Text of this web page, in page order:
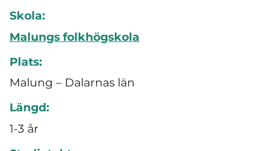
Skola:
Malungs folkhögskola
Plats:
Malung – Dalarnas län
Längd:
1-3 år